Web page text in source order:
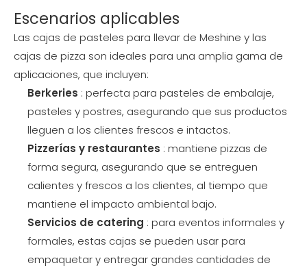
Escenarios aplicables
Las cajas de pasteles para llevar de Meshine y las
cajas de pizza son ideales para una amplia gama de
aplicaciones, que incluyen:
Berkeries : perfecta para pasteles de embalaje,
pasteles y postres, asegurando que sus productos
lleguen a los clientes frescos e intactos.
Pizzerías y restaurantes : mantiene pizzas de
forma segura, asegurando que se entreguen
calientes y frescos a los clientes, al tiempo que
mantiene el impacto ambiental bajo.
Servicios de catering : para eventos informales y
formales, estas cajas se pueden usar para
empaquetar y entregar grandes cantidades de